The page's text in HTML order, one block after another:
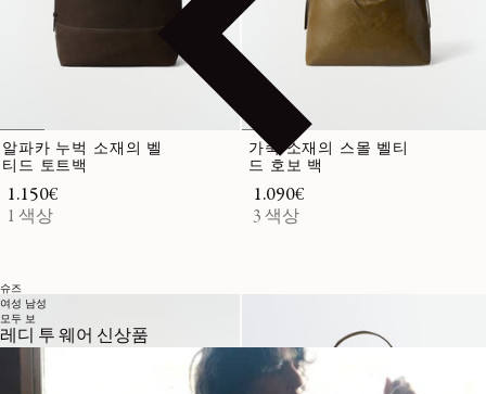
슈즈
여성 남성
모두 보
레디 투 웨어 신상품
알파카 누벅 소재의 벨
티드 토트백
정가
1.150€
1 색상
가죽 소재의 스몰 벨티
드 호보 백
정가
1.090€
3 색상